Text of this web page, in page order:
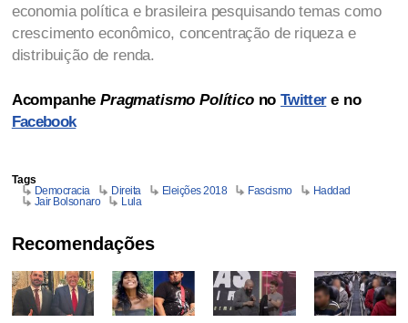
economia política e brasileira pesquisando temas como
crescimento econômico, concentração de riqueza e
distribuição de renda.
AcompanhePragmatismo PolíticonoTwittere no
Facebook
Tags
Democracia
Direita Eleições 2018 Fascismo
Haddad
Jair Bolsonaro
Lula
Recomendações